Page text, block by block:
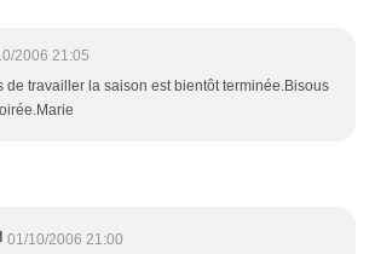
2006 21:05
de travailler la saison est bientôt terminée.Bisous
01/10/2006 21:00